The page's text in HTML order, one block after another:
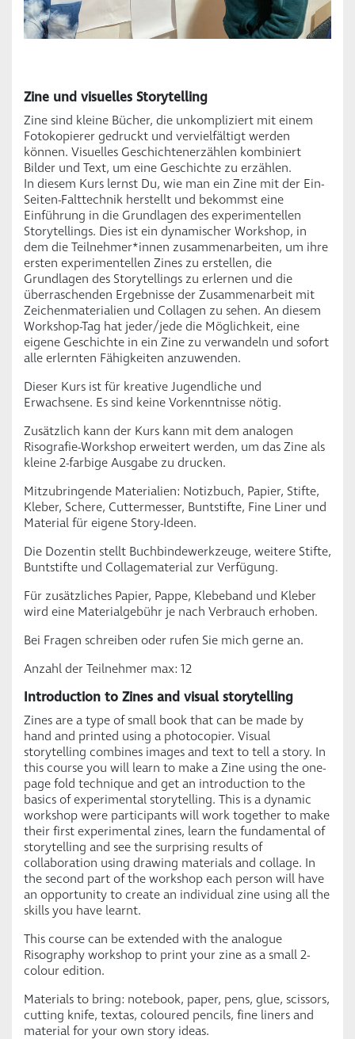
Zine und visuelles Storytelling
Zine sind kleine Bücher, die unkompliziert mit einem
Fotokopierer gedruckt und vervielfältigt werden
können. Visuelles Geschichtenerzählen kombiniert
Bilder und Text, um eine Geschichte zu erzählen.
In diesem Kurs lernst Du, wie man ein Zine mit der Ein-
Seiten-Falttechnik herstellt und bekommst eine
Einführung in die Grundlagen des experimentellen
Storytellings. Dies ist ein dynamischer Workshop, in
dem die Teilnehmer*innen zusammenarbeiten, um ihre
ersten experimentellen Zines zu erstellen, die
Grundlagen des Storytellings zu erlernen und die
überraschenden Ergebnisse der Zusammenarbeit mit
Zeichenmaterialien und Collagen zu sehen. An diesem
Workshop-Tag hat jeder/jede die Möglichkeit, eine
eigene Geschichte in ein Zine zu verwandeln und sofort
alle erlernten Fähigkeiten anzuwenden.
Dieser Kurs ist für kreative Jugendliche und
Erwachsene. Es sind keine Vorkenntnisse nötig.
Zusätzlich kann der Kurs kann mit dem analogen
Risografie-Workshop erweitert werden, um das Zine als
kleine 2-farbige Ausgabe zu drucken.
Mitzubringende Materialien: Notizbuch, Papier, Stifte,
Kleber, Schere, Cuttermesser, Buntstifte, Fine Liner und
Material für eigene Story-Ideen.
Die Dozentin stellt Buchbindewerkzeuge, weitere Stifte,
Buntstifte und Collagematerial zur Verfügung.
Für zusätzliches Papier, Pappe, Klebeband und Kleber
wird eine Materialgebühr je nach Verbrauch erhoben.
Bei Fragen schreiben oder rufen Sie mich gerne an.
Anzahl der Teilnehmer max: 12
Introduction to Zines and visual storytelling
Zines are a type of small book that can be made by
hand and printed using a photocopier. Visual
storytelling combines images and text to tell a story. In
this course you will learn to make a Zine using the one-
page fold technique and get an introduction to the
basics of experimental storytelling. This is a dynamic
workshop were participants will work together to make
their first experimental zines, learn the fundamental of
storytelling and see the surprising results of
collaboration using drawing materials and collage. In
the second part of the workshop each person will have
an opportunity to create an individual zine using all the
skills you have learnt.
This course can be extended with the analogue
Risography workshop to print your zine as a small 2-
colour edition.
Materials to bring: notebook, paper, pens, glue, scissors,
cutting knife, textas, coloured pencils, fine liners and
material for your own story ideas.